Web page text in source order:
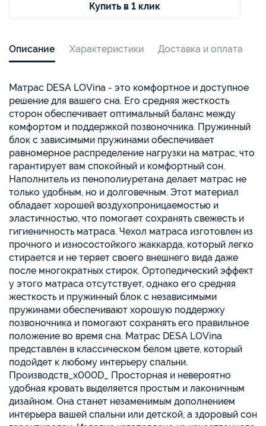
Купить в 1 клик
Описание Характеристики Доставка и оплата
Матрас DESA LOVina - это комфортное и доступное
решение для вашего сна. Его средняя жесткость
сторон обеспечивает оптимальный баланс между
комфортом и поддержкой позвоночника. Пружинный
блок с зависимыми пружинами обеспечивает
равномерное распределение нагрузки на матрас, что
гарантирует вам спокойный и комфортный сон.
Наполнитель из пенополиуретана делает матрас не
только удобным, но и долговечным. Этот материал
обладает хорошей воздухопроницаемостью и
эластичностью, что помогает сохранять свежесть и
гигиеничность матраса. Чехол матраса изготовлен из
прочного и износостойкого жаккарда, который легко
стирается и не теряет своего внешнего вида даже
после многократных стирок. Ортопедический эффект
у этого матраса отсутствует, однако его средняя
жесткость и пружинный блок с независимыми
пружинами обеспечивают хорошую поддержку
позвоночника и помогают сохранять его правильное
положение во время сна. Матрас DESA LOVina
представлен в классическом белом цвете, который
подойдет к любому интерьеру спальни.
Производств_x000D_ Просторная и невероятно
удобная кровать выделяется простым и лаконичным
дизайном. Она станет незаменимым дополнением
интерьера вашей спальни или детской, а здоровый сон